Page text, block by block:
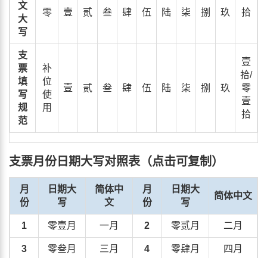
文
大
写
零 壹 贰 叁 肆 伍 陆 柒 捌 玖 拾
支
票
填
写
规
范
补
位
使
用
壹 贰 叁 肆 伍 陆 柒 捌 玖
壹
拾/
零
壹
拾
支票月份日期大写对照表（点击可复制）
月
份
日期大
写
简体中
文
月
份
日期大
写
简体中文
1 零壹月 一月 2 零贰月 二月
3 零叁月 三月 4 零肆月 四月